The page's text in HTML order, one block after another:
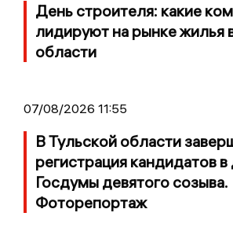
День строителя: какие
лидируют на рынке жилья
области
07/08/2026 11:55
В Тульской области
регистрация кандидатов
Госдумы девятого созыва.
Фоторепортаж